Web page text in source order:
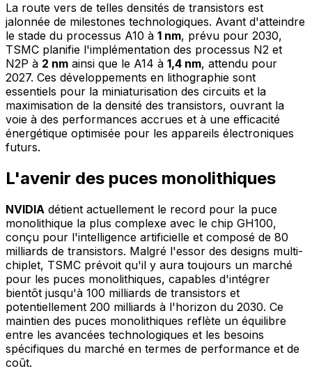
La route vers de telles densités de transistors est
jalonnée de milestones technologiques. Avant d'atteindre
le stade du processus A10 à 1 nm, prévu pour 2030,
TSMC planifie l'implémentation des processus N2 et
N2P à 2 nm ainsi que le A14 à 1,4 nm, attendu pour
2027. Ces développements en lithographie sont
essentiels pour la miniaturisation des circuits et la
maximisation de la densité des transistors, ouvrant la
voie à des performances accrues et à une efficacité
énergétique optimisée pour les appareils électroniques
futurs.
L'avenir des puces monolithiques
NVIDIA détient actuellement le record pour la puce
monolithique la plus complexe avec le chip GH100,
conçu pour l'intelligence artificielle et composé de 80
milliards de transistors. Malgré l'essor des designs multi-
chiplet, TSMC prévoit qu'il y aura toujours un marché
pour les puces monolithiques, capables d'intégrer
bientôt jusqu'à 100 milliards de transistors et
potentiellement 200 milliards à l'horizon du 2030. Ce
maintien des puces monolithiques reflète un équilibre
entre les avancées technologiques et les besoins
spécifiques du marché en termes de performance et de
coût.